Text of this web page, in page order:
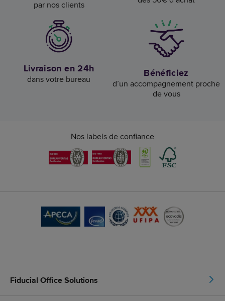
par nos clients
Livraison en 24h
dans votre bureau Bénéficiez
d’un accompagnement proche
de vous
Nos labels de confiance
Fiducial Office Solutions